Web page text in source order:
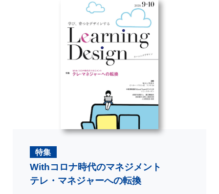
特集
Withコロナ時代のマネジメント
テレ・マネジャーへの転換